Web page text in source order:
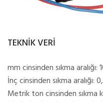
TEKNİK VERİ
mm cinsinden sıkma aralığı:
İnç cinsinden sıkma aralığı:
Metrik ton cinsinden sıkma